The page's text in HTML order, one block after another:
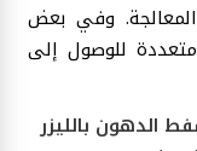
وفي بعض
للوصول إلى
الدهون بالليزر